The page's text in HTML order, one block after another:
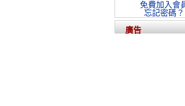
免費加入會
忘記密碼？
廣告